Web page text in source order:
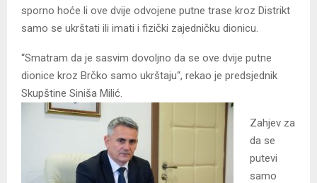
sporno hoće li ove dvije odvojene putne trase kroz Distrikt
samo se ukrštati ili imati i fizički zajedničku dionicu.
“Smatram da je sasvim dovoljno da se ove dvije putne
dionice kroz Brčko samo ukrštaju“, rekao je predsjednik
Skupštine Siniša Milić.
Zahjev za
da se
putevi
samo